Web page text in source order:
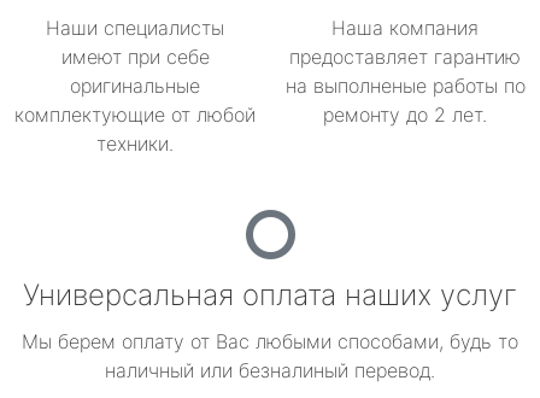
Наши специалисты
имеют при себе
оригинальные
комплектующие от любой
техники.
Наша компания
предоставляет гарантию
на выполненые работы по
ремонту до 2 лет.
Универсальная оплата наших услуг
Мы берем оплату от Вас любыми способами, будь то
наличный или безналиный перевод.